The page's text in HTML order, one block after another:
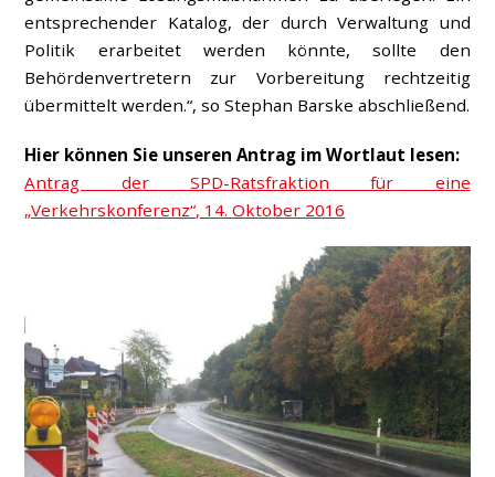
entsprechender Katalog, der durch Verwaltung und
Politik erarbeitet werden könnte, sollte den
Behördenvertretern zur Vorbereitung rechtzeitig
übermittelt werden.“, so Stephan Barske abschließend.
Hier können Sie unseren Antrag im Wortlaut lesen:
Antrag der SPD-Ratsfraktion für eine
„Verkehrskonferenz“, 14. Oktober 2016